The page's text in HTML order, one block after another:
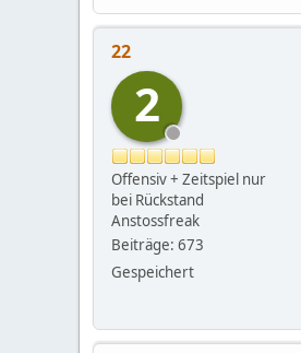
22
2
Offensiv + Zeitspiel nur
bei Rückstand
Anstossfreak
Beiträge: 673
Gespeichert